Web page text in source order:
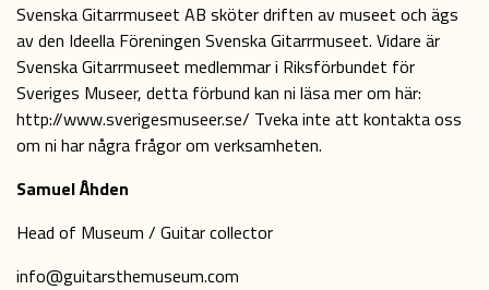
Svenska Gitarrmuseet AB sköter driften av museet och ägs
av den Ideella Föreningen Svenska Gitarrmuseet. Vidare är
Svenska Gitarrmuseet medlemmar i Riksförbundet för
Sveriges Museer, detta förbund kan ni läsa mer om här:
http://www.sverigesmuseer.se/ Tveka inte att kontakta oss
om ni har några frågor om verksamheten.
Samuel Åhden
Head of Museum / Guitar collector
info@guitarsthemuseum.com